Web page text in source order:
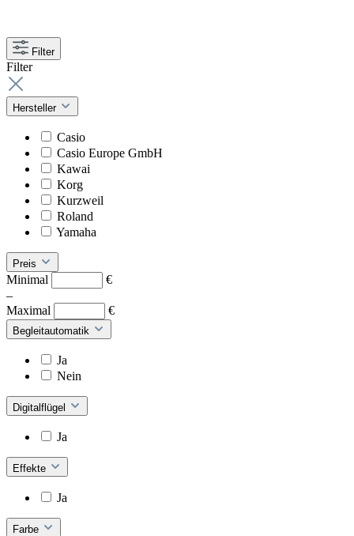
Filter
Filter
Hersteller
Casio
Casio Europe GmbH
Kawai
Korg
Kurzweil
Roland
Yamaha
Preis
Minimal
€
–
Maximal
€
Begleitautomatik
Ja
Nein
Digitalflügel
Ja
Effekte
Ja
Farbe